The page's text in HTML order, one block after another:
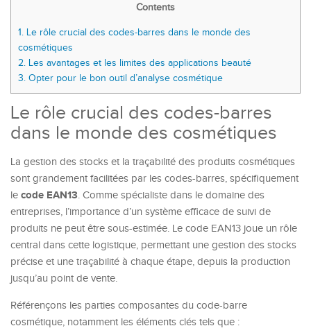
Contents
1. Le rôle crucial des codes-barres dans le monde des
cosmétiques
2. Les avantages et les limites des applications beauté
3. Opter pour le bon outil d’analyse cosmétique
Le rôle crucial des codes-barres
dans le monde des cosmétiques
La gestion des stocks et la traçabilité des produits cosmétiques
sont grandement facilitées par les codes-barres, spécifiquement
le code EAN13. Comme spécialiste dans le domaine des
entreprises, l’importance d’un système efficace de suivi de
produits ne peut être sous-estimée. Le code EAN13 joue un rôle
central dans cette logistique, permettant une gestion des stocks
précise et une traçabilité à chaque étape, depuis la production
jusqu’au point de vente.
Référençons les parties composantes du code-barre
cosmétique, notamment les éléments clés tels que :